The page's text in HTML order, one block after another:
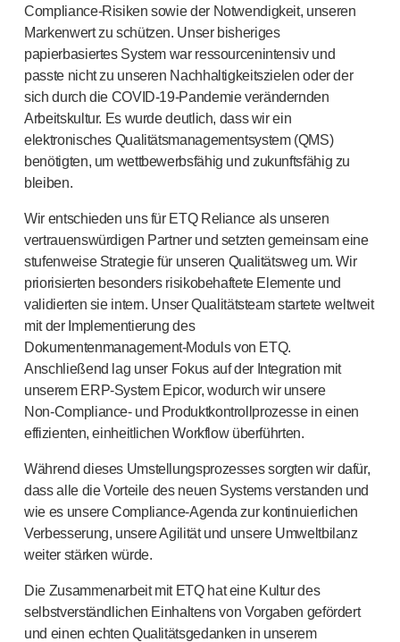
Neurotips
Produkte zur Selbstinjektion
Aidaptus®Autoinjektor
EcoSafe®Sicherheitsspritze
EcoSafe ®wiederverwendbarer Autoinjektor
®
Autopen
®
Arzneimittel-Abgabesysteme
Aidaptus® Autoinjektor
EcoSafe®
EcoSafe®Sicherheitsspritze
EcoSafe®wiederverwendbarer Autoinjektor
UNSERE EXPERTISE
Pharma-Dienstleistungen
Fertigungskapazitäten
Operationsmanagement
Lieferkettenmanagement
Werkzeugbau, Technik und Entwicklung
Forschungs- und Entwicklungskompetenzen
Patientenorientiertes Design
Programmmanagement
Partnerschaften
Qualitäts- und Regulierungsservices
Gerätedesign-Services
Nachhaltigkeit
B Corp
Compliance-Risiken sowie der Notwendigkeit, unseren
Markenwert zu schützen. Unser bisheriges
papierbasiertes System war ressourcenintensiv und
passte nicht zu unseren Nachhaltigkeitszielen oder der
sich durch die COVID-19-Pandemieverändernden
Arbeitskultur. Es wurde deutlich, dass wir ein
elektronisches Qualitätsmanagementsystem (QMS)
benötigten, um wettbewerbsfähig und zukunftsfähig zu
bleiben.
Wir entschieden uns für ETQ Reliance als unseren
vertrauenswürdigen Partner und setzten gemeinsam eine
stufenweise Strategie für unseren Qualitätsweg um. Wir
priorisierten besonders risikobehaftete Elemente und
validierten sie intern. Unser Qualitätsteam startete weltweit
mit der Implementierung des
Dokumentenmanagement-Modulsvon ETQ.
Anschließend lag unser Fokus auf der Integration mit
unserem ERP-SystemEpicor, wodurch wir unsere
Non-Compliance- und Produktkontrollprozesse in einen
effizienten, einheitlichen Workflow überführten.
Während dieses Umstellungsprozesses sorgten wir dafür,
dass alle die Vorteile des neuen Systems verstanden und
wie es unsereCompliance-Agenda zur kontinuierlichen
Verbesserung, unsere Agilität und unsere Umweltbilanz
weiter stärken würde.
Die Zusammenarbeit mit ETQ hat eine Kultur des
selbstverständlichen Einhaltens von Vorgaben gefördert
und einen echten Qualitätsgedanken in unserem